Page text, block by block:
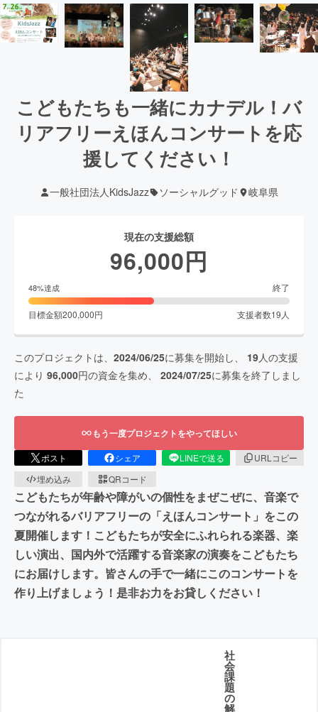
こどもたちも一緒にカナデル！バ
リアフリーえほんコンサートを応
援してください！
一般社団法人KidsJazz ソーシャルグッド 岐阜県
現在の支援総額
96,000円
48%達成 終了
目標金額200,000円 支援者数19 人
このプロジェクトは、 2024/06/25に募集を開始し、 19人の支援
により 96,000円の資金を集め、 2024/07/25に募集を終了しまし
た
もう一度プロジェクトをやってほしい
ポスト シェア LINEで送る
URLコピー
埋め込み
QRコード
こどもたちが年齢や障がいの個性をまぜこぜに、音楽で
つながれるバリアフリーの「えほんコンサート」をこの
夏開催します！こどもたちが安全にふれられる楽器、楽
しい演出、国内外で活躍する音楽家の演奏をこどもたち
にお届けします。皆さんの手で一緒にこのコンサートを
作り上げましょう！是非お力をお貸しください！
社
会
課
題
の
解